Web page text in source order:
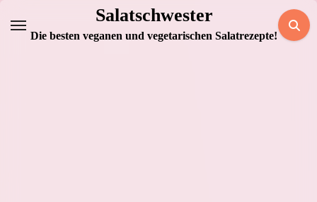
Inhalt
Salatschwester
Die besten veganen und vegetarischen Salatrezepte!